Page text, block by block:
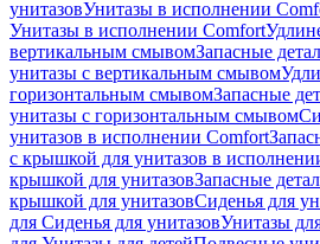
унитазовУнитазы в исполнении
Унитазы в исполнении Comfort
вертикальным смывомЗапасные
унитазы с вертикальным смывом
горизонтальным смывомЗапасные
унитазы с горизонтальным смывом
унитазов в исполнении Comfort
с крышкой для унитазов в
крышкой для унитазовЗапасные
крышкой для унитазовСиденья для
для Сиденья для унитазовУнитазы